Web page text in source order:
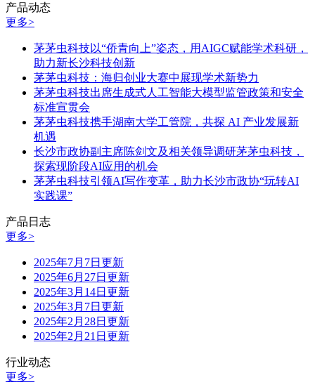
产品动态
更多>
茅茅虫科技以“侨青向上”姿态，用AIGC赋能学术科研，
助力新长沙科技创新
茅茅虫科技：海归创业大赛中展现学术新势力
茅茅虫科技出席生成式人工智能大模型监管政策和安全
标准宣贯会
茅茅虫科技携手湖南大学工管院，共探 AI 产业发展新
机遇
长沙市政协副主席陈剑文及相关领导调研茅茅虫科技，
探索现阶段AI应用的机会
茅茅虫科技引领AI写作变革，助力长沙市政协“玩转AI
实践课”
产品日志
更多>
2025年7月7日更新
2025年6月27日更新
2025年3月14日更新
2025年3月7日更新
2025年2月28日更新
2025年2月21日更新
行业动态
更多>